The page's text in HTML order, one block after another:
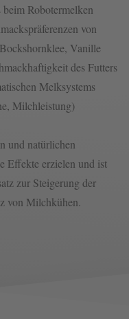
Robotermelken
von
Vanille
des Futters
Melksystems
Milchleistung)
und natürlichen
Effekte erzielen und ist
zur Steigerung der
von Milchkühen.